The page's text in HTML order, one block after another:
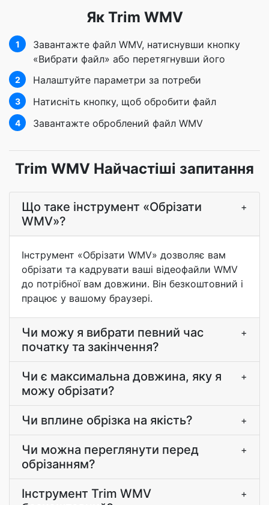
Як Trim WMV
1
Завантажте файл WMV, натиснувши кнопку
«Вибрати файл» або перетягнувши його
2 Налаштуйте параметри за потреби
3 Натисніть кнопку, щоб обробити файл
4 Завантажте оброблений файл WMV
Trim WMV Найчастіші запитання
Що таке інструмент «Обрізати
WMV»?
+
Інструмент «Обрізати WMV» дозволяє вам
обрізати та кадрувати ваші відеофайли WMV
до потрібної вам довжини. Він безкоштовний і
працює у вашому браузері.
Чи можу я вибрати певний час
початку та закінчення?
+
Чи є максимальна довжина, яку я
можу обрізати?
+
Чи вплине обрізка на якість? +
Чи можна переглянути перед
обрізанням?
+
Інструмент Trim WMV
+